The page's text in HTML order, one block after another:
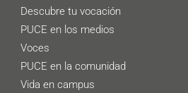
Descubre tu vocación
PUCE en los medios
Voces
PUCE en la comunidad
Vida en campus